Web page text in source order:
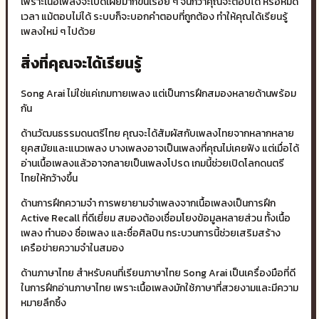
เวลา แม้ตอบไม่ได้ ระบบก็จะบอกคำตอบที่ถูกต้อง ทำให้คุณได้เรียนรู้
เพลงใหม่ ๆ ไปด้วย
สิ่งที่คุณจะได้เรียนรู้
Song Arai ไม่ใช่แค่เกมทายเพลง แต่เป็นการฝึกสมองหลายด้านพร้อม
กัน
ด้านวัฒนธรรมดนตรีไทย คุณจะได้สัมผัสกับเพลงไทยจากหลากหลาย
ยุคสมัยและแนวเพลง บางเพลงอาจเป็นเพลงที่คุณไม่เคยฟัง แต่เมื่อได้
อ่านเนื้อเพลงแล้วอาจกลายเป็นเพลงโปรด เกมนี้ช่วยเปิดโลกดนตรี
ไทยให้กว้างขึ้น
ด้านการฝึกความจำ การพยายามจำเพลงจากเนื้อเพลงเป็นการฝึก
Active Recall ที่ดีเยี่ยม สมองต้องเชื่อมโยงข้อมูลหลายส่วน ทั้งเนื้อ
เพลง ทำนอง ชื่อเพลง และชื่อศิลปิน กระบวนการนี้ช่วยเสริมสร้าง
เครือข่ายความจำในสมอง
ด้านภาษาไทย สำหรับคนที่เรียนภาษาไทย Song Arai เป็นเครื่องมือที่ดี
ในการฝึกอ่านภาษาไทย เพราะเนื้อเพลงมักใช้ภาษาที่สวยงามและมีความ
หมายลึกซึ้ง